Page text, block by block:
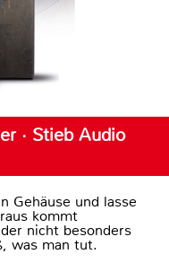
· Stieb Audio
Gehäuse und lasse
kommt
nicht besonders
was man tut.